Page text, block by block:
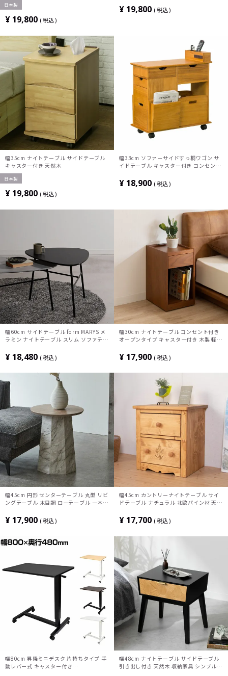
日本製
¥ 19,800 税込
木製 軽量
¥ 19,800 税込
幅35cm ナイトテーブル サイドテーブル
キャスター付き 天然木
日本製
¥ 19,800 税込
幅33cm ソファーサイドすっ桐ワゴン サ
イドテーブル キャスター付き コンセント
ング収納 整理収納アドバイザー監修商品
¥ 18,900 税込
幅60cm サイドテーブル form MARYS メ
ラミン ナイトテーブル スリム ソファテー
ビング 寝室 シンプル モダン グレー ブラ
ック
¥ 18,480 税込
幅30cm ナイトテーブル コンセント付き
オープンタイプ キャスター付き 木製 軽量
おしゃれ 北欧 リビング 寝室 完成品
¥ 17,900 税込
幅45cm 円形 センターテーブル 丸型 リビ
ングテーブル 木目調 ローテーブル 一本足
北欧 ナチュラル ブラウン
¥ 17,900 税込
幅45cm カントリーナイトテーブル サイ
ドテーブル ナチュラル 北欧パイン材 天然
¥ 17,700 税込
幅80cm 昇降ミニデスク 片持ちタイプ 手
動レバー式 キャスター付き
幅48cm ナイトテーブル サイドテーブル
引き出し付き 天然木 収納家具 シンプル